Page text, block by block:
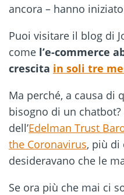
ancora – hanno
Puoi visitare il blog di
come l’e-commerce
crescita in soli tre
Ma perché, a causa di
bisogno di un
dell’Edelman Trust
the Coronavirus, più di
desideravano che le
Se ora più che mai ci